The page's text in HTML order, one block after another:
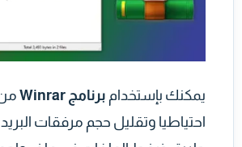
يمكنك بإستخدام برنامج Winrar
احتياطيا وتقليل حجم مرفقات